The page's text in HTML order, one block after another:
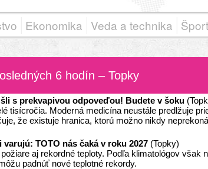
Ekonomika Veda a technika Šport
6 hodín – Topky
s prekvapivou odpoveďou! Budete v šoku
tisícročia. Moderná medicína neustále predlžuje
že existuje hranica, ktorú možno nikdy
TOTO nás čaká v roku 2027 (Topky)
aj rekordné teploty. Podľa klimatológov
padnúť nové teplotné rekordy.